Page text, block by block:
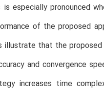
pronounced
of the proposed
that the
and convergence
increases time